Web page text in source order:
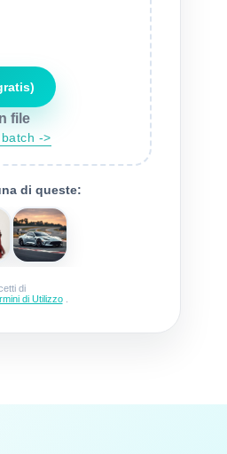
file
->
di queste:
di
di Utilizzo.